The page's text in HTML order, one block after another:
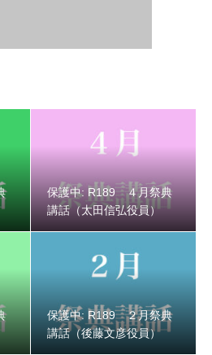
話（長谷川玉枝婦人）
保護中: R189 ４月祭典
講話（太田信弘役員）
保護中: R189 ２月祭典
講話（後藤文彦役員）